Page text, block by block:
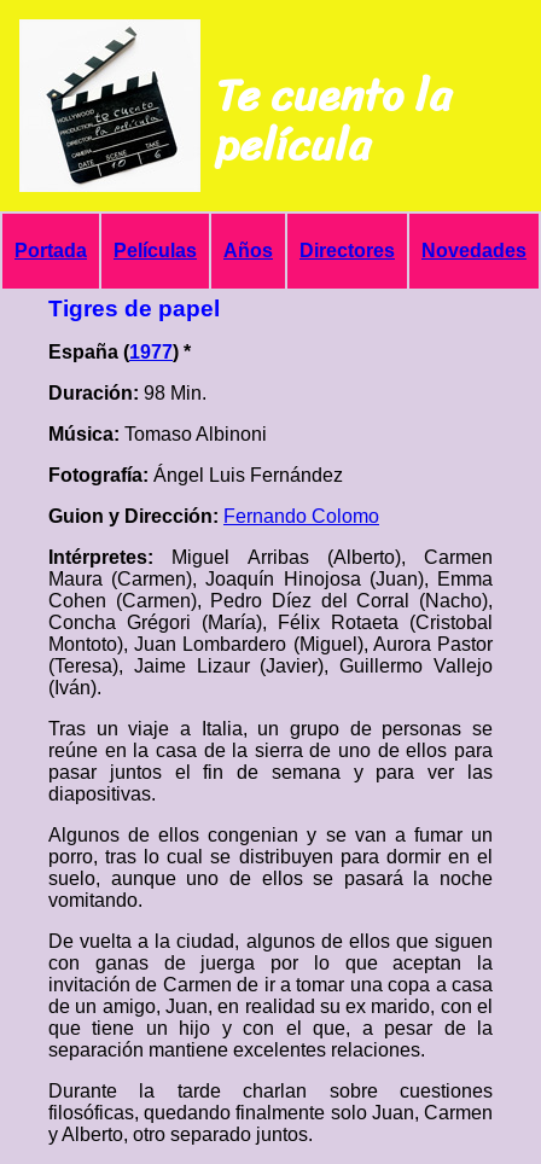
Te cuento la
película
Portada Películas Años Directores Novedades
Tigres de papel
España (1977) *
Duración: 98 Min.
Música: Tomaso Albinoni
Fotografía: Ángel Luis Fernández
Guion y Dirección: Fernando Colomo
Intérpretes:
Miguel Arribas (Alberto), Carmen
Maura (Carmen), Joaquín Hinojosa (Juan), Emma
Cohen (Carmen), Pedro Díez del Corral (Nacho),
Concha Grégori (María), Félix Rotaeta (Cristobal
Montoto), Juan Lombardero (Miguel), Aurora Pastor
(Teresa), Jaime Lizaur (Javier), Guillermo Vallejo
(Iván).
Tras un viaje a Italia, un grupo de personas se
reúne en la casa de la sierra de uno de ellos para
pasar juntos el fin de semana y para ver las
diapositivas.
Algunos de ellos congenian y se van a fumar un
porro, tras lo cual se distribuyen para dormir en el
suelo, aunque uno de ellos se pasará la noche
vomitando.
De vuelta a la ciudad, algunos de ellos que siguen
con ganas de juerga por lo que aceptan la
invitación de Carmen de ir a tomar una copa a casa
de un amigo, Juan, en realidad su ex marido, con el
que tiene un hijo y con el que, a pesar de la
separación mantiene excelentes relaciones.
Durante la tarde charlan sobre cuestiones
filosóficas, quedando finalmente solo Juan, Carmen
y Alberto, otro separado juntos.